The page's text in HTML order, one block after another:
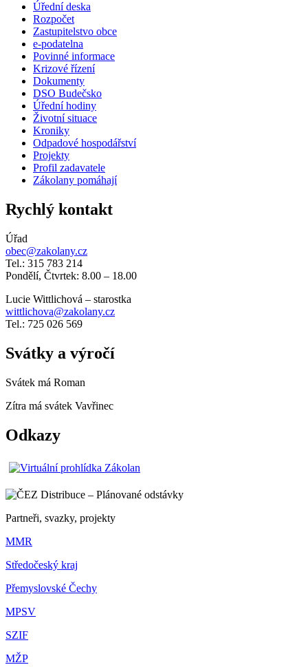
Úřední deska
Rozpočet
Zastupitelstvo obce
e-podatelna
Povinné informace
Krizové řízení
Dokumenty
DSO Budečsko
Úřední hodiny
Životní situace
Kroniky
Odpadové hospodářství
Projekty
Profil zadavatele
Zákolany pomáhají
Rychlý kontakt
Úřad
obec@zakolany.cz
Tel.: 315 783 214
Pondělí, Čtvrtek: 8.00 – 18.00
Lucie Wittlichová – starostka
wittlichova@zakolany.cz
Tel.: 725 026 569
Svátky a výročí
Svátek má Roman
Zítra má svátek Vavřinec
Odkazy
Partneři, svazky, projekty
MMR
Středočeský kraj
Přemyslovské Čechy
MPSV
SZIF
MŽP